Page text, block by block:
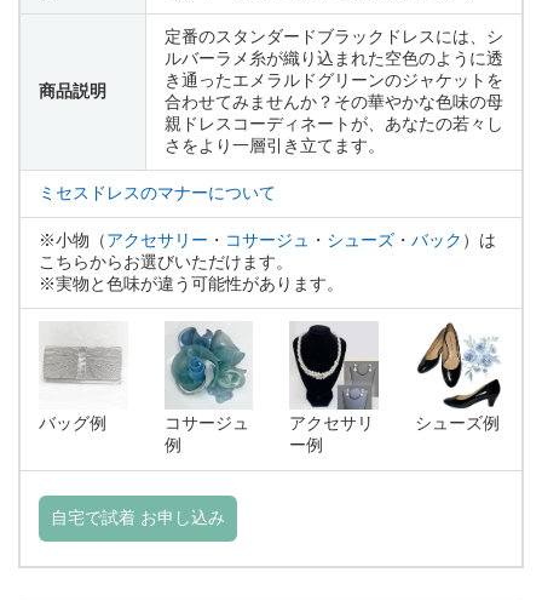
商品説明
定番のスタンダードブラックドレスには、シ
ルバーラメ糸が織り込まれた空色のように透
き通ったエメラルドグリーンのジャケットを
合わせてみませんか？その華やかな色味の母
親ドレスコーディネートが、あなたの若々し
さをより一層引き立てます。
ミセスドレスのマナーについて
※小物（アクセサリー ・ コサージュ ・ シューズ ・ バック ）は
こちらからお選びいただけます。
※実物と色味が違う可能性があります。
バッグ例
コサージュ
例
アクセサリ
ー例
シューズ例
自宅で試着 お申し込み